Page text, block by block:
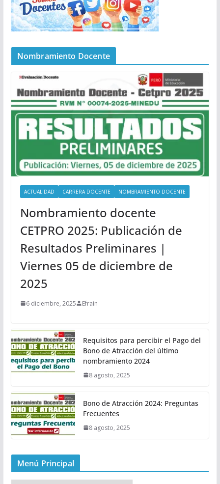
Nombramiento Docente
ACTUALIDAD CARRERA DOCENTE NOMBRAMIENTO DOCENTE
Nombramiento docente
CETPRO 2025: Publicación de
Resultados Preliminares |
Viernes 05 de diciembre de
2025
6 diciembre, 2025 Efrain
Requisitos para percibir el Pago del
Bono de Atracción del último
nombramiento 2024
8 agosto, 2025
Bono de Atracción 2024: Preguntas
Frecuentes
8 agosto, 2025
Menú Principal